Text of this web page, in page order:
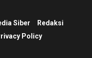
Siber
Redaksi
Policy